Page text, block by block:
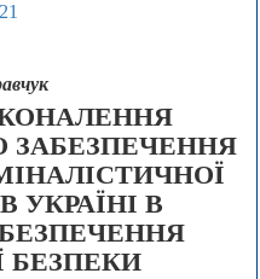
ЗАБЕЗПЕЧЕННЯ
УКРАЇНІ В
БЕЗПЕКИ